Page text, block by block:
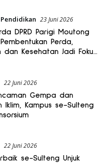
Pendidikan 23 Juni 2026
DPRD Parigi Moutong
Perda,
dan Kesehatan Jadi Fokus
22 Juni 2026
Gempa dan
Iklim, Kampus se-Sulteng
22 Juni 2026
se-Sulteng Unjuk